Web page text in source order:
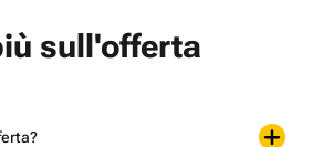
sull'offerta